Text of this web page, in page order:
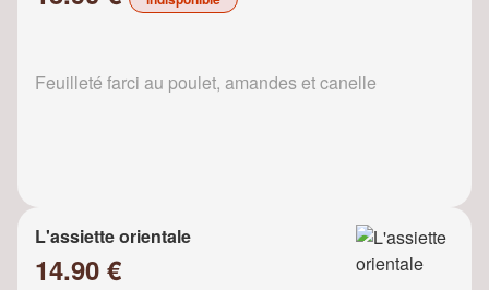
Feuilleté farci au poulet, amandes et canelle
L'assiette orientale
14.90 €